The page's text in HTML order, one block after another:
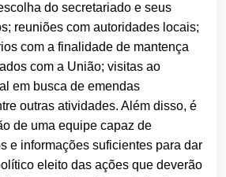
do secretariado e seus
reuniões com autoridades locais;
com a finalidade de mantença
com a União; visitas ao
em busca de emendas
outras atividades. Além disso, é
de uma equipe capaz de
e informações suficientes para dar
eleito das ações que deverão